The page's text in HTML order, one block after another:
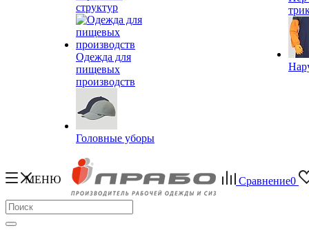
структур
Одежда для
пищевых
производств
Головные уборы
МЕНЮ Сравнение0